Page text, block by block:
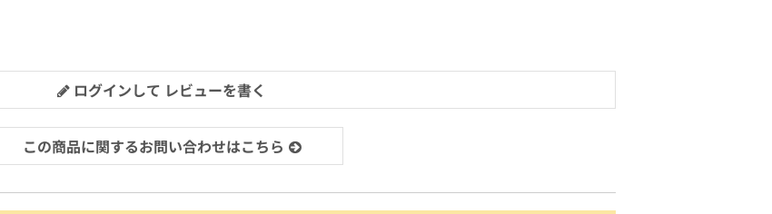
ログインして レビューを書く
この商品に関するお問い合わせはこちら